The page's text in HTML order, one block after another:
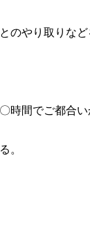
のやり取りなど
時間でご都合い
。